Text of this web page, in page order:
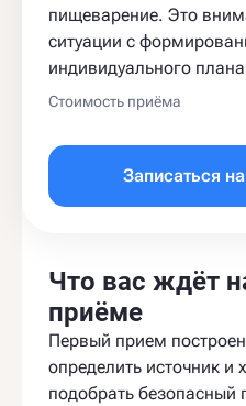
пищеварение. Это
ситуации с
индивидуального
Стоимость приёма
Записаться
Что вас ждёт
приёме
Первый прием
определить источник и
подобрать безопасный